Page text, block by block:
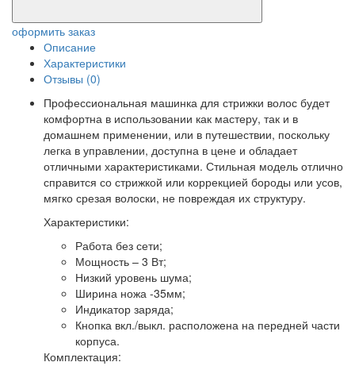
оформить заказ
Описание
Характеристики
Отзывы (0)
Профессиональная машинка для стрижки волос будет
комфортна в использовании как мастеру, так и в
домашнем применении, или в путешествии, поскольку
легка в управлении, доступна в цене и обладает
отличными характеристиками. Стильная модель отлично
справится со стрижкой или коррекцией бороды или усов,
мягко срезая волоски, не повреждая их структуру.
Характеристики:
Работа без сети;
Мощность – 3 Вт;
Низкий уровень шума;
Ширина ножа -35мм;
Индикатор заряда;
Кнопка вкл./выкл. расположена на передней части
корпуса.
Комплектация: